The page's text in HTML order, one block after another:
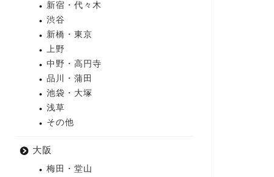
新宿・代々木
渋谷
新橋・東京
上野
中野・高円寺
品川・蒲田
池袋・大塚
浅草
その他
大阪
梅田・堂山